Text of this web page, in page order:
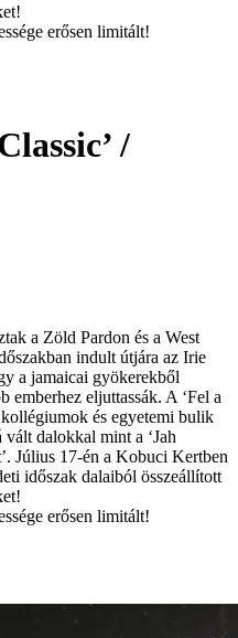
erősen limitált!
/
a Zöld Pardon és a West
indult útjára az Irie
a jamaicai gyökerekből
emberhez eljuttassák. A ‘Fel a
és egyetemi bulik
dalokkal mint a ‘Jah
Július 17-én a Kobuci Kertben
időszak dalaiból összeállított
erősen limitált!